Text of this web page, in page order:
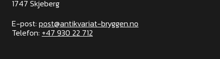
1747 Skjeberg
E-post: post@antikvariat-bryggen.no
Telefon: +47 930 22 712